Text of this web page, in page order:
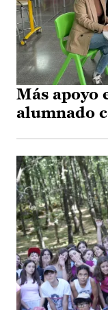
Más apoyo
alumnado